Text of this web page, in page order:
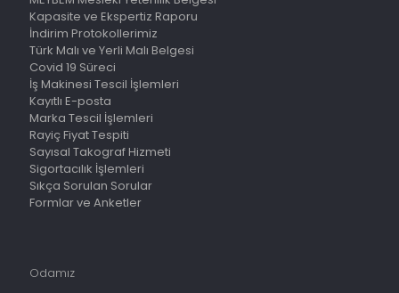
Kapasite ve Ekspertiz Raporu
İndirim Protokollerimiz
Türk Malı ve Yerli Malı Belgesi
Covid 19 Süreci
İş Makinesi Tescil İşlemleri
Kayıtlı E-posta
Marka Tescil İşlemleri
Rayiç Fiyat Tespiti
Sayısal Takograf Hizmeti
Sigortacılık İşlemleri
Sıkça Sorulan Sorular
Formlar ve Anketler
Odamız